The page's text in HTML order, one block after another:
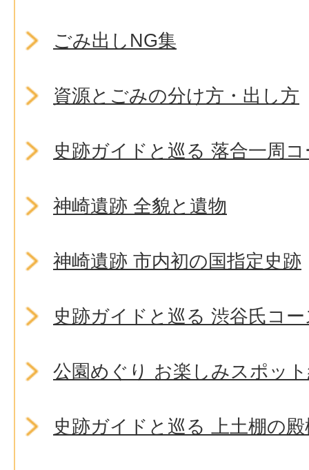
ごみ出しNG集
資源とごみの分け方・出し方
史跡ガイドと巡る 落合一周
神崎遺跡 全貌と遺物
神崎遺跡 市内初の国指定史跡
史跡ガイドと巡る 渋谷氏コ
公園めぐり お楽しみスポッ
史跡ガイドと巡る 上土棚の